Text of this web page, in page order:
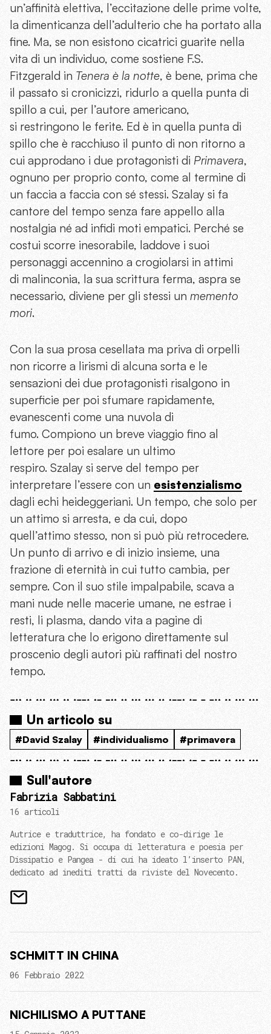
un’affinità elettiva, l’eccitazione delle prime volte,
la dimenticanza dell’adulterio che ha portato alla
fine. Ma, se non esistono cicatrici guarite nella
vita di un individuo, come sostiene F.S.
Fitzgerald in Tenera è la notte, è bene, prima che
il passato si cronicizzi, ridurlo a quella punta di
spillo a cui, per l’autore americano,
si restringono le ferite. Ed è in quella punta di
spillo che è racchiuso il punto di non ritorno a
cui approdano i due protagonisti di Primavera,
ognuno per proprio conto, come al termine di
un faccia a faccia con sé stessi. Szalay si fa
cantore del tempo senza fare appello alla
nostalgia né ad infidi moti empatici. Perché se
costui scorre inesorabile, laddove i suoi
personaggi accennino a crogiolarsi in attimi
di malinconia, la sua scrittura ferma, aspra se
necessario, diviene per gli stessi un memento
mori.
Con la sua prosa cesellata ma priva di orpelli
non ricorre a lirismi di alcuna sorta e le
sensazioni dei due protagonisti risalgono in
superficie per poi sfumare rapidamente,
evanescenti come una nuvola di
fumo. Compiono un breve viaggio fino al
lettore per poi esalare un ultimo
respiro. Szalay si serve del tempo per
interpretare l’essere con un esistenzialismo
dagli echi heideggeriani. Un tempo, che solo per
un attimo si arresta, e da cui, dopo
quell’attimo stesso, non si può più retrocedere.
Un punto di arrivo e di inizio insieme, una
frazione di eternità in cui tutto cambia, per
sempre. Con il suo stile impalpabile, scava a
mani nude nelle macerie umane, ne estrae i
resti, li plasma, dando vita a pagine di
letteratura che lo erigono direttamente sul
proscenio degli autori più raffinati del nostro
tempo.
Un articolo su
#David Szalay #individualismo #primavera
Sull'autore
Fabrizia Sabbatini
16 articoli
Autrice e traduttrice, ha fondato e co-dirige le
edizioni Magog. Si occupa di letteratura e poesia per
Dissipatio e Pangea - di cui ha ideato l’inserto PAN,
dedicato ad inediti tratti da riviste del Novecento.
SCHMITT IN CHINA
06 Febbraio 2022
NICHILISMO A PUTTANE